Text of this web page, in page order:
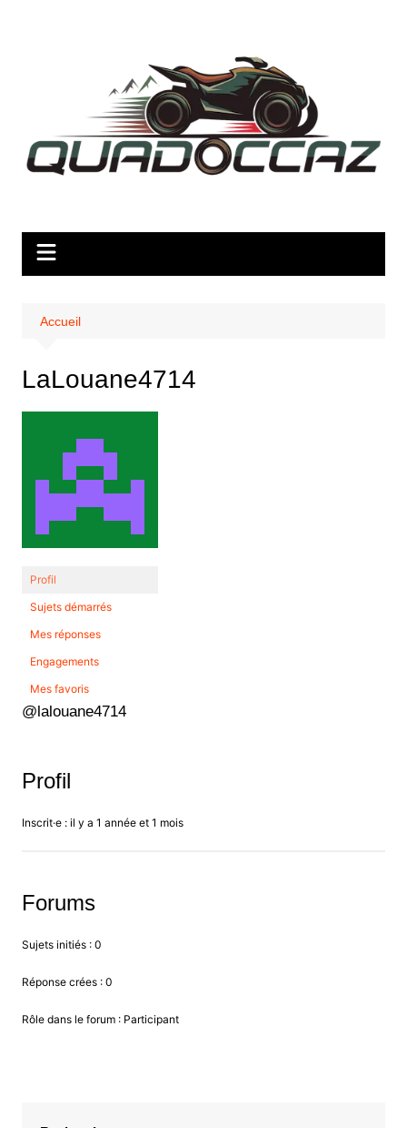
Accueil
LaLouane4714
Profil
Sujets démarrés
Mes réponses
Engagements
Mes favoris
@lalouane4714
Profil
Inscrit·e : il y a 1 année et 1 mois
Forums
Sujets initiés : 0
Réponse crées : 0
Rôle dans le forum : Participant